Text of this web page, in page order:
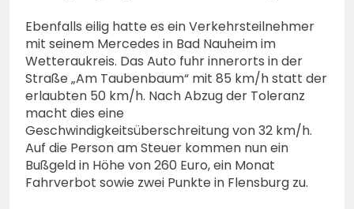
Ebenfalls eilig hatte es ein Verkehrsteilnehmer
mit seinem Mercedes in Bad Nauheim im
Wetteraukreis. Das Auto fuhr innerorts in der
Straße „Am Taubenbaum“ mit 85 km/h statt der
erlaubten 50 km/h. Nach Abzug der Toleranz
macht dies eine
Geschwindigkeitsüberschreitung von 32 km/h.
Auf die Person am Steuer kommen nun ein
Bußgeld in Höhe von 260 Euro, ein Monat
Fahrverbot sowie zwei Punkte in Flensburg zu.